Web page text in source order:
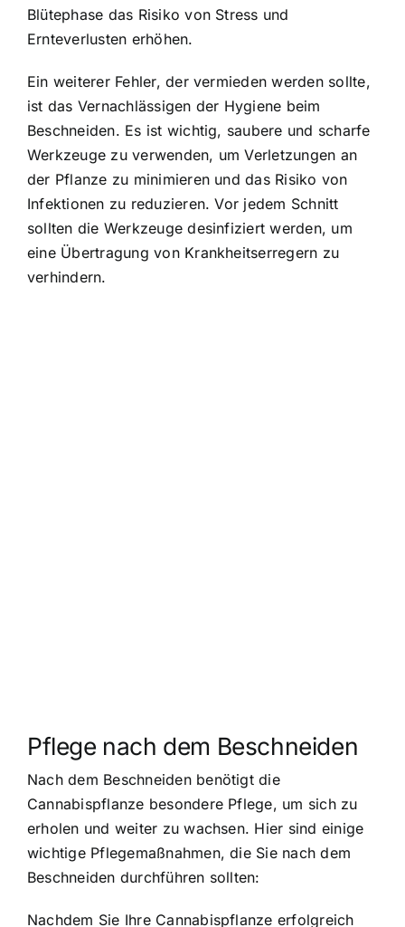
Blütephase das Risiko von Stress und
Ernteverlusten erhöhen.
Ein weiterer Fehler, der vermieden werden sollte,
ist das Vernachlässigen der Hygiene beim
Beschneiden. Es ist wichtig, saubere und scharfe
Werkzeuge zu verwenden, um Verletzungen an
der Pflanze zu minimieren und das Risiko von
Infektionen zu reduzieren. Vor jedem Schnitt
sollten die Werkzeuge desinfiziert werden, um
eine Übertragung von Krankheitserregern zu
verhindern.
Pflege nach dem Beschneiden
Nach dem Beschneiden benötigt die
Cannabispflanze besondere Pflege, um sich zu
erholen und weiter zu wachsen. Hier sind einige
wichtige Pflegemaßnahmen, die Sie nach dem
Beschneiden durchführen sollten:
Nachdem Sie Ihre Cannabispflanze erfolgreich